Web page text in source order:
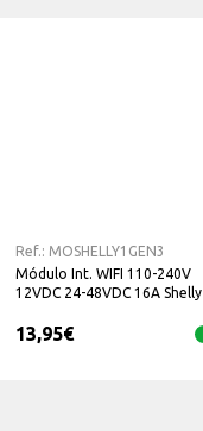
Ref.: MOSHELLY1GEN3
Módulo Int. WIFI 110-240V
12VDC 24-48VDC 16A Shelly
13,95€